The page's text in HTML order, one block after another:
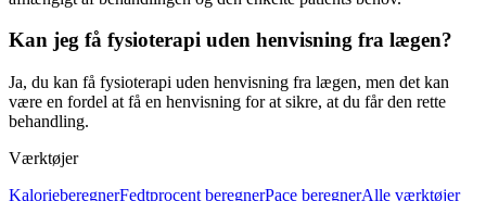
Kan jeg få fysioterapi uden henvisning fra lægen?
Ja, du kan få fysioterapi uden henvisning fra lægen, men det kan
være en fordel at få en henvisning for at sikre, at du får den rette
behandling.
Værktøjer
KalorieberegnerFedtprocent beregnerPace beregnerAlle værktøjer